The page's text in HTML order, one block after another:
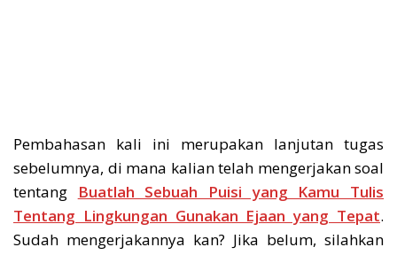
Pembahasan kali ini merupakan lanjutan tugas
sebelumnya, di mana kalian telah mengerjakan soal
tentang
Buatlah Sebuah Puisi yang Kamu Tulis
Tentang Lingkungan Gunakan Ejaan yang Tepat.
Sudah mengerjakannya kan? Jika belum, silahkan